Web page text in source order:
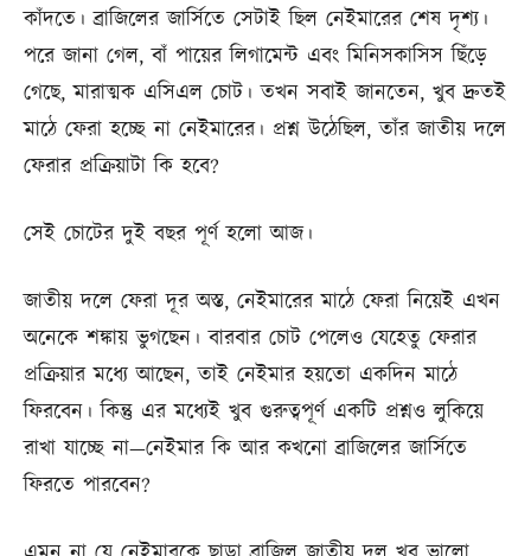
কাঁদতে। ব্রাজিলের জার্সিতে সেটাই ছিল নেইমারের শেষ দৃশ্য।
পরে জানা গেল, বাঁ পায়ের লিগামেন্ট এবং মিনিসকাসিস ছিঁড়ে
গেছে, মারাত্মক এসিএল চোট। তখন সবাই জানতেন, খুব দ্রুতই
মাঠে ফেরা হচ্ছে না নেইমারের। প্রশ্ন উঠেছিল, তাঁর জাতীয় দলে
ফেরার প্রক্রিয়াটা কি হবে?
সেই চোটের দুই বছর পূর্ণ হলো আজ।
জাতীয় দলে ফেরা দূর অস্ত, নেইমারের মাঠে ফেরা নিয়েই এখন
অনেকে শঙ্কায় ভুগছেন। বারবার চোট পেলেও যেহেতু ফেরার
প্রক্রিয়ার মধ্যে আছেন, তাই নেইমার হয়তো একদিন মাঠে
ফিরবেন। কিন্তু এর মধ্যেই খুব গুরুত্বপূর্ণ একটি প্রশ্নও লুকিয়ে
রাখা যাচ্ছে না—নেইমার কি আর কখনো ব্রাজিলের জার্সিতে
ফিরতে পারবেন?